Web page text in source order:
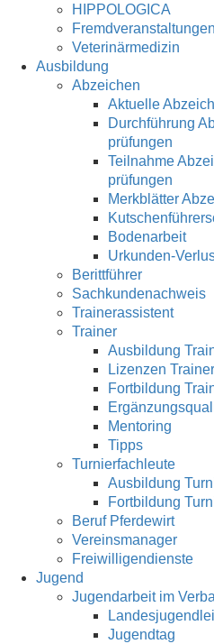
HIPPOLOGICA
Fremdveranstaltungen
Veterinärmedizin
Ausbildung
Abzeichen
Aktuelle
Durchführung
prüfungen
Teilnahme
prüfungen
Merkblätter
Bodenarbeit
Urkunden-
Berittführer
Sachkundenachweis
Trainerassistent
Trainer
Ausbildung
Lizenzen Trainer
Fortbildung
Mentoring
Tipps
Turnierfachleute
Ausbildung
Fortbildung
Beruf Pferdewirt
Vereinsmanager
Freiwilligendienste
Jugend
Jugendarbeit im
Jugendtag